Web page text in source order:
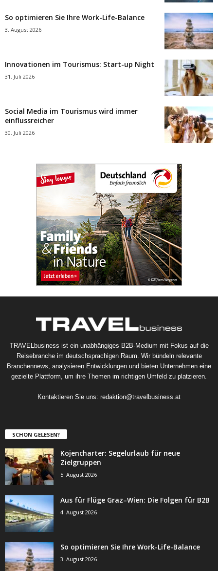
So optimieren Sie Ihre Work-Life-Balance
3. August 2026
Innovationen im Tourismus: Start-up Night
31. Juli 2026
Social Media im Tourismus wird immer
einflussreicher
30. Juli 2026
TRAVELbusiness ist ein unabhängiges B2B-Medium mit Fokus auf die
Reisebranche im deutschsprachigen Raum. Wir bündeln relevante
Branchennews, analysieren Entwicklungen und bieten Unternehmen eine
gezielte Plattform, um ihre Themen im richtigen Umfeld zu platzieren.
Kontaktieren Sie uns: redaktion@travelbusiness.at
SCHON GELESEN?
Kojencharter: Segelurlaub für neue
Zielgruppen
5. August 2026
Aus für Flüge Graz–Wien: Die Folgen für B2B
4. August 2026
So optimieren Sie Ihre Work-Life-Balance
3. August 2026